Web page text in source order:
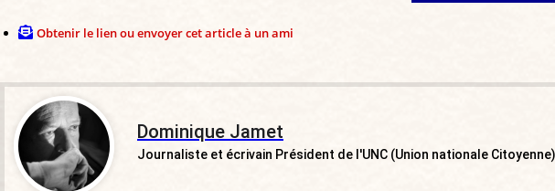
Obtenir le lien ou envoyer cet article à un ami
Dominique Jamet
Journaliste et écrivain Président de l'UNC (Union nationale Citoyenne)